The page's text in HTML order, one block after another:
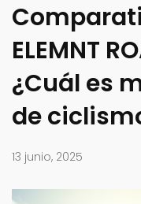
ELEMNT
¿Cuál es
de
13 junio, 2025